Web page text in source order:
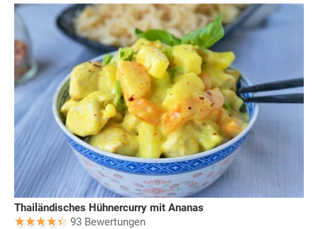
Thailändisches Hühnercurry mit Ananas
93 Bewertungen